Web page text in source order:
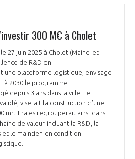
300 M€ à Cholet
27 juin 2025 à Cholet (Maine-et-
de R&D en
une plateforme logistique, envisage
à 2030 le programme
depuis 3 ans dans la ville. Le
viserait la construction d’une
m². Thales regrouperait ainsi dans
de valeur incluant la R&D, la
et le maintien en condition